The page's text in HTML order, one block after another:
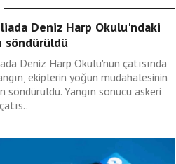
Deniz Harp Okulu'ndaki
söndürüldü
Deniz Harp Okulu'nun çatısında
ekiplerin yoğun müdahalesinin
söndürüldü. Yangın sonucu askeri